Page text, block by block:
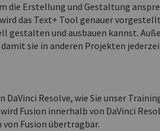
die Erstellung und Gestaltung
das Text+ Tool genauer
gestalten und ausbauen kannst.
sie in anderen Projekten
DaVinci Resolve, wie Sie unser
Fusion innerhalb von DaVinci
von Fusion übertragbar.